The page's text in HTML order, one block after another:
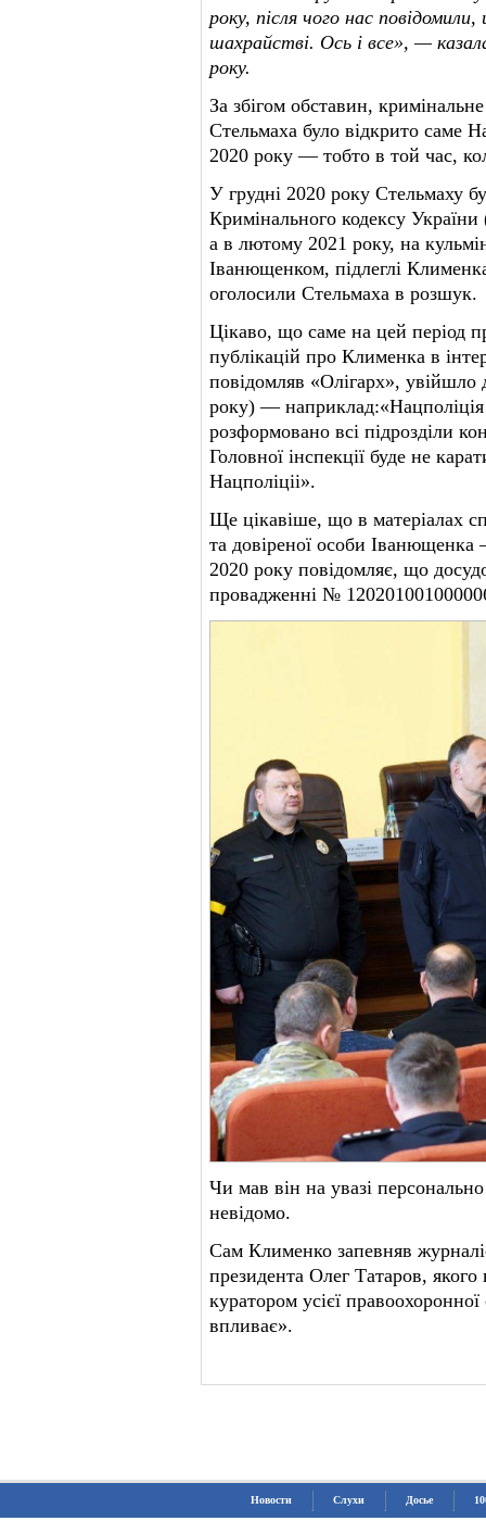
року, після чого нас
шахрайстві. Ось і все», —
року.
За збігом обставин,
Стельмаха було відкрито саме
2020 року — тобто в той час,
У грудні 2020 року Стельмаху
Кримінального кодексу
а в лютому 2021 року, на
Іванющенком, підлеглі
оголосили Стельмаха в розшук.
Цікаво, що саме на цей період
публікацій про Клименка в
повідомляв «Олігарх»,
року) — наприклад:«Нацполіція
розформовано всі підрозділи
Головної інспекції буде не
Нацполіціі».
Ще цікавіше, що в матеріалах
та довіреної особи
2020 року повідомляє, що
провадженні №
Чи мав він на увазі
невідомо.
Сам Клименко запевняв
президента Олег Татаров,
куратором усієї
впливає».
Новости Слухи Досье